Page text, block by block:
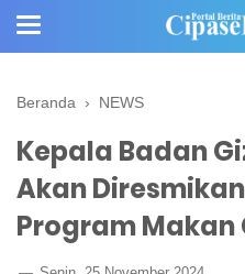
Beranda › NEWS
Kepala Badan
Akan
Program Makan